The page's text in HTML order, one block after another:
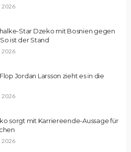
2026
Star Dzeko mit Bosnien gegen
ist der Stand
2026
Jordan Larsson zieht es in die
2026
sorgt mit Karriereende-Aussage für
2026